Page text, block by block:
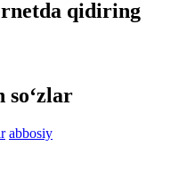
qidiring
so‘zlar
abbosiy